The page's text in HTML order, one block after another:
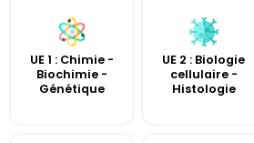
UE 1 : Chimie -
Biochimie -
Génétique
UE 2 : Biologie
cellulaire -
Histologie